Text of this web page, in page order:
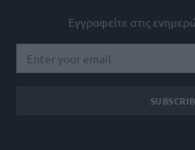
Εγγραφείτε στις